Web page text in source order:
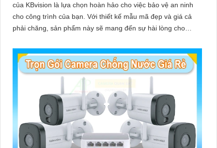
của KBvision là lựa chọn hoàn hảo cho việc bảo vệ an ninh
cho công trình của bạn. Với thiết kế mẫu mã đẹp và giá cả
phải chăng, sản phẩm này sẽ mang đến sự hài lòng cho